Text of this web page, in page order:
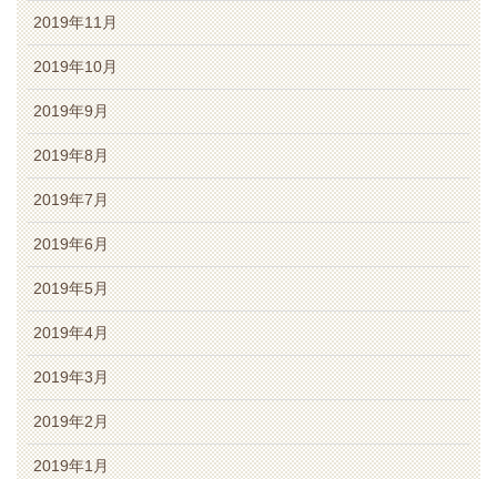
2019年11月
2019年10月
2019年9月
2019年8月
2019年7月
2019年6月
2019年5月
2019年4月
2019年3月
2019年2月
2019年1月